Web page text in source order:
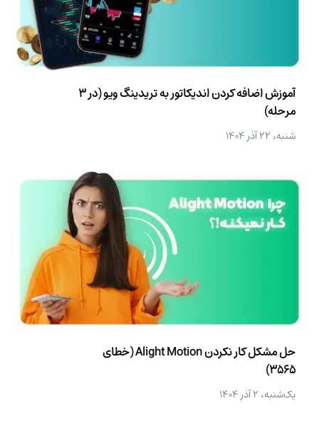
آموزش اضافه کردن اندیکاتور به تریدینگ ویو (در 3
مرحله)
شنبه، ۲۲ آذر ۱۴۰۴
حل مشکل کار نکردن Alight Motion (خطای
3565)
یک‌شنبه، ۲ آذر ۱۴۰۴